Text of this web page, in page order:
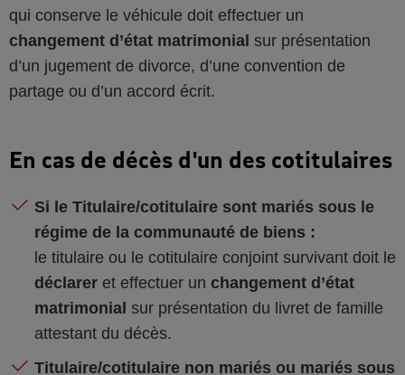
qui conserve le véhicule doit effectuer un
changement d’état matrimonial sur présentation
d’un jugement de divorce, d’une convention de
partage ou d’un accord écrit.
En cas de décès d'un des cotitulaires
Si le Titulaire/cotitulaire sont mariés sous le
régime de la communauté de biens :
le titulaire ou le cotitulaire conjoint survivant doit le
déclarer et effectuer un changement d’état
matrimonial sur présentation du livret de famille
attestant du décès.
Titulaire/cotitulaire non mariés ou mariés sous